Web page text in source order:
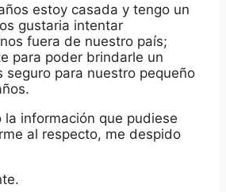
estoy casada y tengo un
gustaria intentar
fuera de nuestro país;
para poder brindarle un
seguro para nuestro pequeño
la información que pudiese
al respecto, me despido